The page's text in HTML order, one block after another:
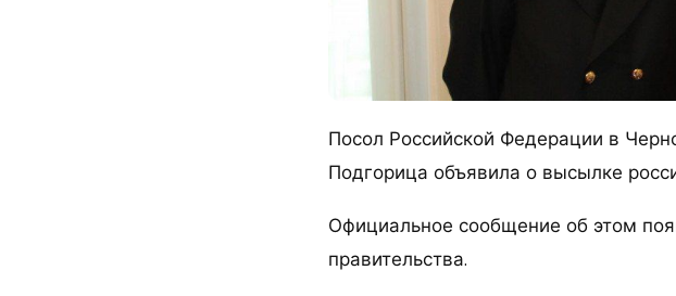
Посол Российской Федерации в
Подгорица объявила о высылке
Официальное сообщение об этом
правительства.